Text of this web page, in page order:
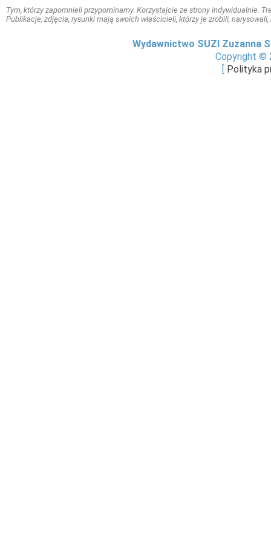
Tym, którzy zapomnieli przypominamy. Korzystajcie ze strony indywidualnie.
Publikacje, zdjęcia, rysunki mają swoich właścicieli, którzy je zrobili,
Wydawnictwo SUZI Zuzanna
Copyright ©
Polityka